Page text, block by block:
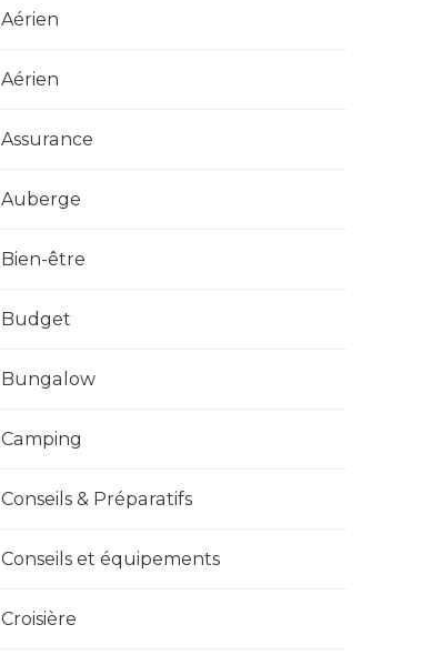
Aérien
Aérien
Assurance
Auberge
Bien-être
Budget
Bungalow
Camping
Conseils & Préparatifs
Conseils et équipements
Croisière